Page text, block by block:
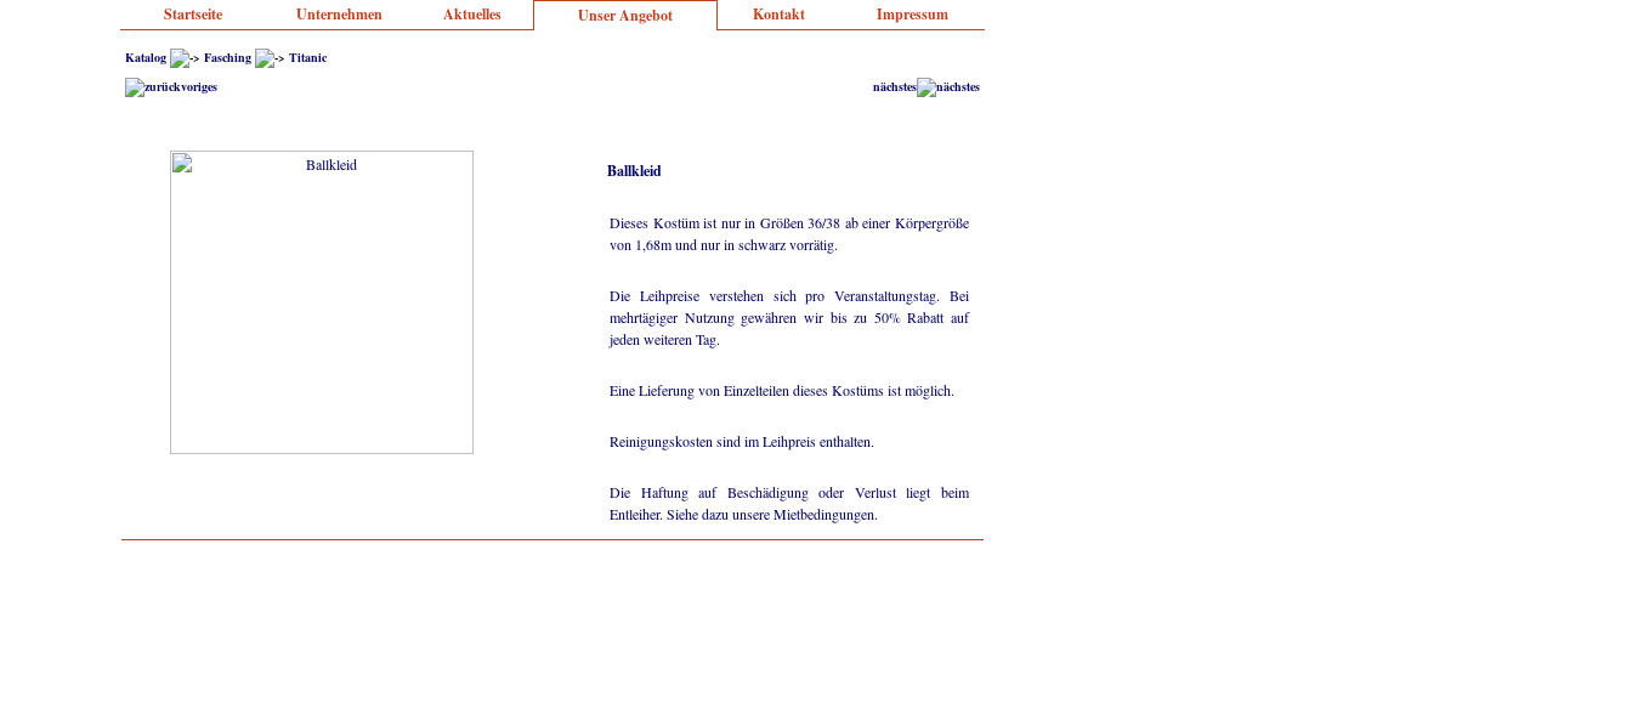
Startseite Unternehmen Aktuelles Unser Angebot Kontakt Impressum
Katalog Fasching
Titanic
voriges
nächstes
Ballkleid
Dieses Kostüm ist nur in Größen 36/38 ab einer Körpergröße
von 1,68m und nur in schwarz vorrätig.
Die Leihpreise verstehen sich pro Veranstaltungstag. Bei
mehrtägiger Nutzung gewähren wir bis zu 50% Rabatt auf
jeden weiteren Tag.
Eine Lieferung von Einzelteilen dieses Kostüms ist möglich.
Reinigungskosten sind im Leihpreis enthalten.
Die Haftung auf Beschädigung oder Verlust liegt beim
Entleiher. Siehe dazu unsere Mietbedingungen.